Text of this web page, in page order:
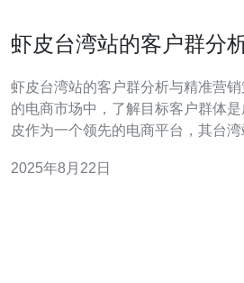
虾皮台湾站的客户群分
虾皮台湾站的客户群分析与精准营销策略 在当今竞
的电商市场中，了解目标客户群体
皮作为一个领先的电商平台，其台
行详细分析，并提出相应的精准营销
2025年8月22日